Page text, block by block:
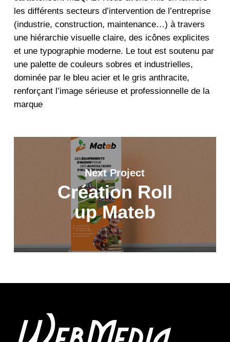
les différents secteurs d’intervention de l’entreprise
(industrie, construction, maintenance…) à travers
une hiérarchie visuelle claire, des icônes explicites
et une typographie moderne. Le tout est soutenu par
une palette de couleurs sobres et industrielles,
dominée par le bleu acier et le gris anthracite,
renforçant l’image sérieuse et professionnelle de la
marque
Next Project
Création Roll
up Mateb